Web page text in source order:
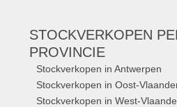
STOCKVERKOPEN
PROVINCIE
Stockverkopen in Antwerpen
Stockverkopen in Oost-
Stockverkopen in West-